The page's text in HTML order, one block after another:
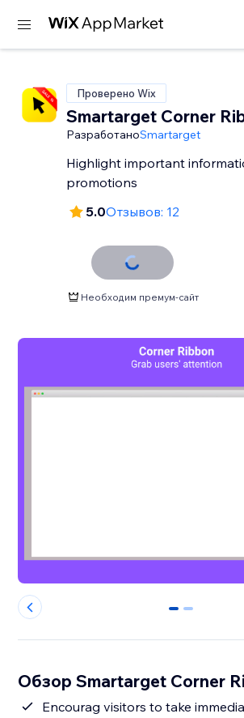
Проверено Wix
Smartarget Corner
РазработаноSmartarget
Highlight important
promotions
5.0Отзывов: 12
Необходим премум-сайт
0 1
Обзор Smartarget Corner
Encourag visitors to take